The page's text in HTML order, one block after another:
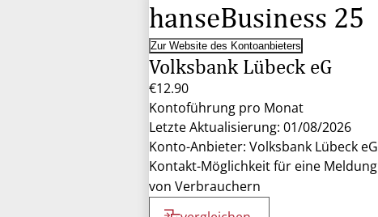
hanseBusiness 25
Zur Website des Kontoanbieters
Volksbank Lübeck eG
€12.90
Kontoführung pro Monat
Letzte Aktualisierung: 01/08/2026
Konto-Anbieter: Volksbank Lübeck eG
Kontakt-Möglichkeit für eine Meldung
von Verbrauchern